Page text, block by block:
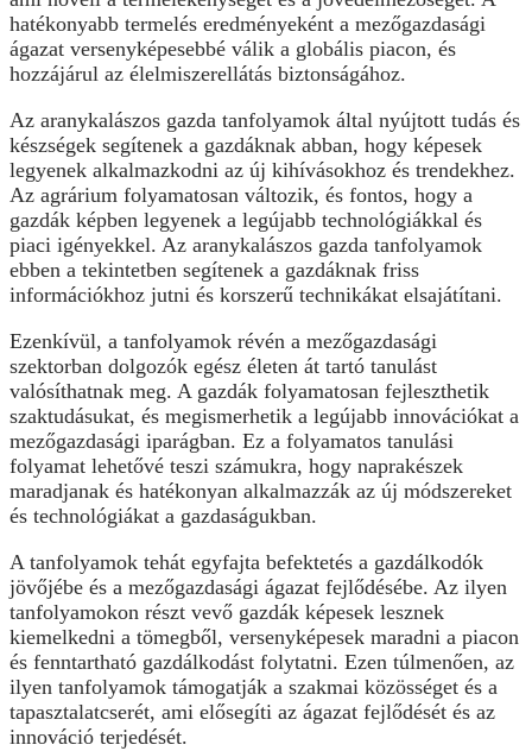
hatékonyabb termelés eredményeként a mezőgazdasági
ágazat versenyképesebbé válik a globális piacon, és
hozzájárul az élelmiszerellátás biztonságához.
Az aranykalászos gazda tanfolyamok által nyújtott tudás és
készségek segítenek a gazdáknak abban, hogy képesek
legyenek alkalmazkodni az új kihívásokhoz és trendekhez.
Az agrárium folyamatosan változik, és fontos, hogy a
gazdák képben legyenek a legújabb technológiákkal és
piaci igényekkel. Az aranykalászos gazda tanfolyamok
ebben a tekintetben segítenek a gazdáknak friss
információkhoz jutni és korszerű technikákat elsajátítani.
Ezenkívül, a tanfolyamok révén a mezőgazdasági
szektorban dolgozók egész életen át tartó tanulást
valósíthatnak meg. A gazdák folyamatosan fejleszthetik
szaktudásukat, és megismerhetik a legújabb innovációkat a
mezőgazdasági iparágban. Ez a folyamatos tanulási
folyamat lehetővé teszi számukra, hogy naprakészek
maradjanak és hatékonyan alkalmazzák az új módszereket
és technológiákat a gazdaságukban.
A tanfolyamok tehát egyfajta befektetés a gazdálkodók
jövőjébe és a mezőgazdasági ágazat fejlődésébe. Az ilyen
tanfolyamokon részt vevő gazdák képesek lesznek
kiemelkedni a tömegből, versenyképesek maradni a piacon
és fenntartható gazdálkodást folytatni. Ezen túlmenően, az
ilyen tanfolyamok támogatják a szakmai közösséget és a
tapasztalatcserét, ami elősegíti az ágazat fejlődését és az
innováció terjedését.